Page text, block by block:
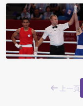
上一頁